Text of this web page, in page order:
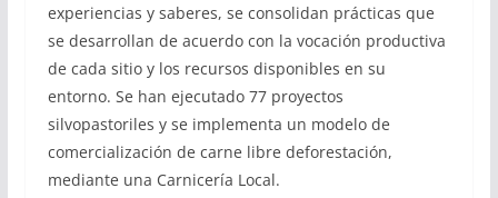
experiencias y saberes, se consolidan prácticas que
se desarrollan de acuerdo con la vocación productiva
de cada sitio y los recursos disponibles en su
entorno. Se han ejecutado 77 proyectos
silvopastoriles y se implementa un modelo de
comercialización de carne libre deforestación,
mediante una Carnicería Local.